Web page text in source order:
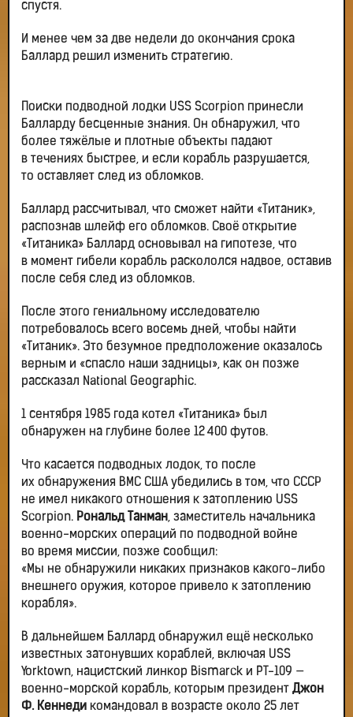
спустя.
И менее чем за две недели до окончания срока
Баллард решил изменить стратегию.
Поиски подводной лодки USS Scorpion принесли
Балларду бесценные знания. Он обнаружил, что
более тяжёлые и плотные объекты падают
в течениях быстрее, и если корабль разрушается,
то оставляет след из обломков.
Баллард рассчитывал, что сможет найти «Титаник»,
распознав шлейф его обломков. Своё открытие
«Титаника» Баллард основывал на гипотезе, что
в момент гибели корабль раскололся надвое, оставив
после себя след из обломков.
После этого гениальному исследователю
потребовалось всего восемь дней, чтобы найти
«Титаник». Это безумное предположение оказалось
верным и «спасло наши задницы», как он позже
рассказал National Geographic.
1 сентября 1985 года котел «Титаника» был
обнаружен на глубине более 12 400 футов.
Что касается подводных лодок, то после
их обнаружения ВМС США убедились в том, что СССР
не имел никакого отношения к затоплению USS
Scorpion. Рональд Танман, заместитель начальника
военно-морских операций по подводной войне
во время миссии, позже сообщил:
«Мы не обнаружили никаких признаков какого-либо
внешнего оружия, которое привело к затоплению
корабля».
В дальнейшем Баллард обнаружил ещё несколько
известных затонувших кораблей, включая USS
Yorktown, нацистский линкор Bismarck и PT-109 —
военно-морской корабль, которым президент Джон
Ф. Кеннеди командовал в возрасте около 25 лет